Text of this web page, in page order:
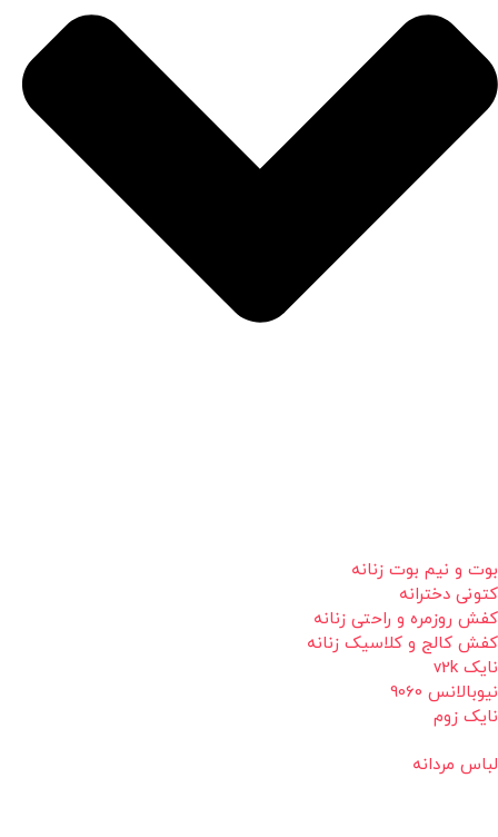
بوت و نیم بوت زنانه
کتونی دخترانه
کفش روزمره و راحتی زنانه
کفش کالج و کلاسیک زنانه
نایک v2k
نیوبالانس 9060
نایک زوم
لباس مردانه